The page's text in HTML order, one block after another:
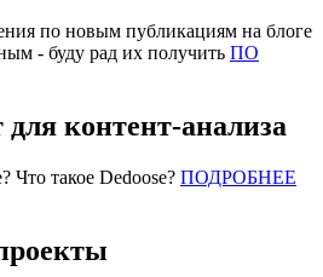
по новым публикациям на блоге
- буду рад их получить ПО
контент-анализа
Что такое Dedoose? ПОДРОБНЕЕ